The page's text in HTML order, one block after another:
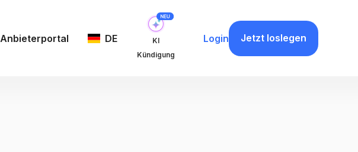
Anbieterportal DE
KI
Kündigung
Login Jetzt loslegen